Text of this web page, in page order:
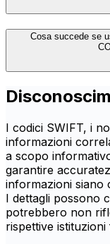
Cosa succede se
I codici SWIFT, i
informazioni
a scopo
garantire
informazioni siano
I dettagli possono
potrebbero non
rispettive istituzioni